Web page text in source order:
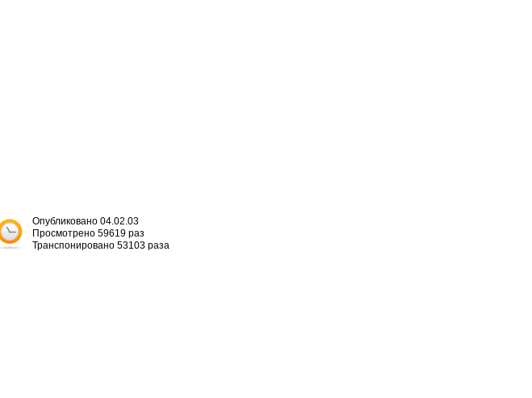
Опубликовано 04.02.03
Просмотрено 59619 раз
Транспонировано 53103 раза